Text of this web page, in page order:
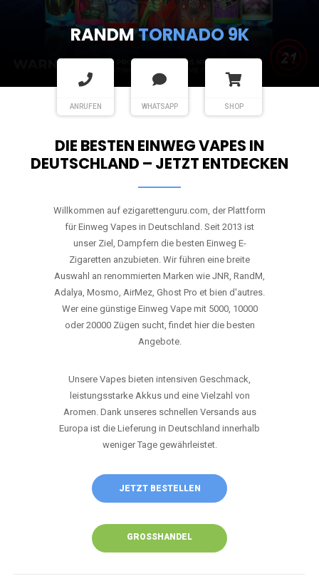
RANDMTORNADO 9K
ANRUFEN WHATSAPP SHOP
DIE BESTEN EINWEG VAPES IN
DEUTSCHLAND – JETZT ENTDECKEN
Willkommen auf ezigarettenguru.com, der Plattform
für Einweg Vapes in Deutschland. Seit 2013 ist
unser Ziel, Dampfern die besten Einweg E-
Zigaretten anzubieten. Wir führen eine breite
Auswahl an renommierten Marken wie JNR, RandM,
Adalya, Mosmo, AirMez, Ghost Pro et bien d'autres.
Wer eine günstige Einweg Vape mit 5000, 10000
oder 20000 Zügen sucht, findet hier die besten
Angebote.
Unsere Vapes bieten intensiven Geschmack,
leistungsstarke Akkus und eine Vielzahl von
Aromen. Dank unseres schnellen Versands aus
Europa ist die Lieferung in Deutschland innerhalb
weniger Tage gewährleistet.
JETZT BESTELLEN
GROSSHANDEL